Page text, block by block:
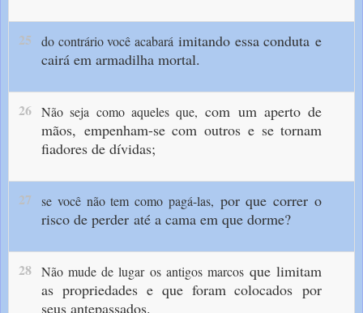
25 do contrário você acabará imitando essa condutae
cairá em armadilha mortal.
26 Não seja como aqueles que,com um aperto de
mãos, empenham-se com outros e se tornam
fiadores de dívidas;
27 se você não tem como pagá-las, por que correr o
risco de perder até a cama em que dorme?
28 Não mude de lugar os antigos marcos que limitam
as propriedadese que foram colocadospor
seus antepassados.